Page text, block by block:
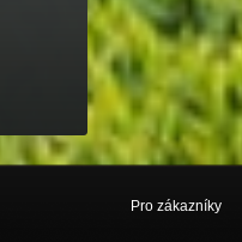
Pro zákazníky